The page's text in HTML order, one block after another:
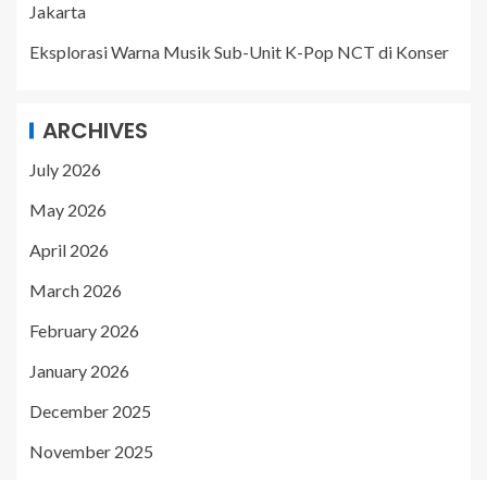
Jakarta
Eksplorasi Warna Musik Sub-Unit K-Pop NCT di Konser
ARCHIVES
July 2026
May 2026
April 2026
March 2026
February 2026
January 2026
December 2025
November 2025